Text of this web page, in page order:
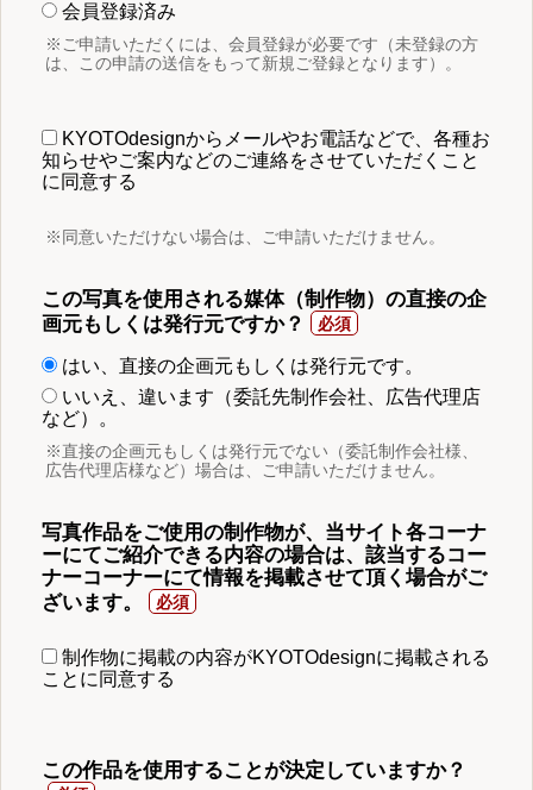
会員登録済み
※ご申請いただくには、会員登録が必要です（未登録の方
は、この申請の送信をもって新規ご登録となります）。
KYOTOdesignからメールやお電話などで、各種お
知らせやご案内などのご連絡をさせていただくこと
に同意する
※同意いただけない場合は、ご申請いただけません。
この写真を使用される媒体（制作物）の直接の企
画元もしくは発行元ですか？
はい、直接の企画元もしくは発行元です。
いいえ、違います（委託先制作会社、広告代理店
など）。
※直接の企画元もしくは発行元でない（委託制作会社様、
広告代理店様など）場合は、ご申請いただけません。
写真作品をご使用の制作物が、当サイト各コーナ
ーにてご紹介できる内容の場合は、該当するコー
ナーコーナーにて情報を掲載させて頂く場合がご
ざいます。
制作物に掲載の内容がKYOTOdesignに掲載される
ことに同意する
この作品を使用することが決定していますか？